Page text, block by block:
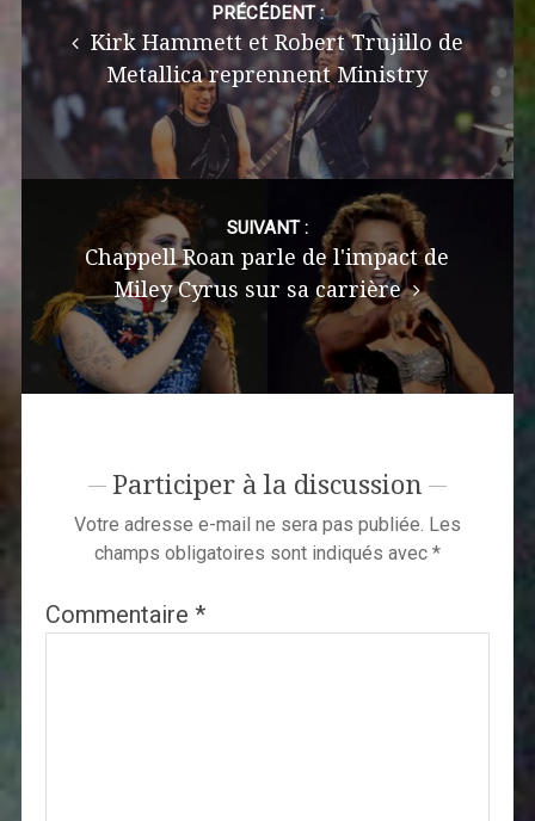
navigation
PRÉCÉDENT :
Kirk Hammett et Robert Trujillo de
Metallica reprennent Ministry
SUIVANT :
Chappell Roan parle de l'impact de
Miley Cyrus sur sa carrière
Participer à la discussion
Votre adresse e-mail ne sera pas publiée. Les
champs obligatoires sont indiqués avec *
Commentaire *